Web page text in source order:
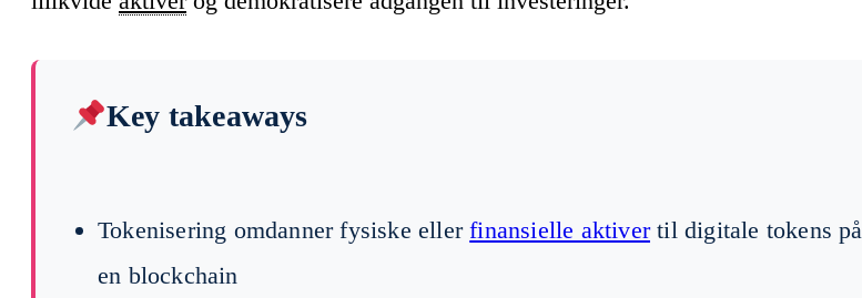
Key takeaways
Tokenisering omdanner fysiske ellerfinansielle aktivertil digitale tokens på
en blockchain